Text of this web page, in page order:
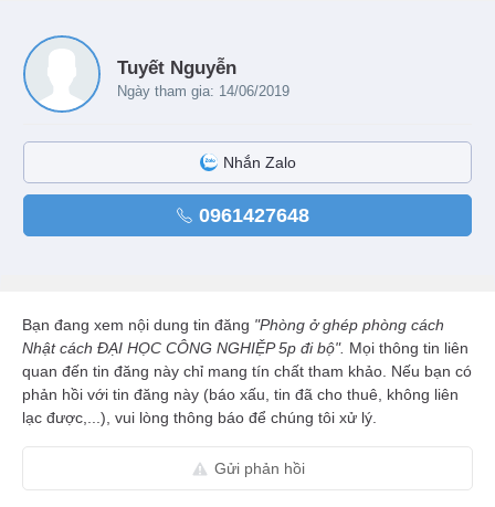
Tuyết Nguyễn
Ngày tham gia: 14/06/2019
Nhắn Zalo
0961427648
Bạn đang xem nội dung tin đăng "Phòng ở ghép phòng cách
Nhật cách ĐẠI HỌC CÔNG NGHIỆP 5p đi bộ". Mọi thông tin liên
quan đến tin đăng này chỉ mang tín chất tham khảo. Nếu bạn có
phản hồi với tin đăng này (báo xấu, tin đã cho thuê, không liên
lạc được,...), vui lòng thông báo để chúng tôi xử lý.
Gửi phản hồi